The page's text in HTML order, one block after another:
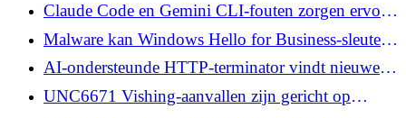
Claude Code en Gemini CLI-fouten zorgen ervoor
dat een GitHub-probleem CI-workflowgeheimen
bereikt
Malware kan Windows Hello for Business-sleutels
misbruiken voor permanente toegang tot Entra ID
AI-ondersteunde HTTP-terminator vindt nieuwe
HTTP-desync-technieken en Apache Zero-Day
UNC6671 Vishing-aanvallen zijn gericht op